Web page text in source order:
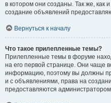
в котором они созданы. Так же,
создание объявлений
Вернуться к началу
Что такое прилепленные темы?
Прилепленные темы в форуме
на его первой странице. Они чаще
информацию, поэтому вы должны
и с объявлениями, права на
предоставляются